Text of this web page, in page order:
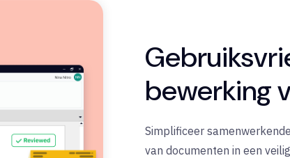
bewerking
Simplificeer
van documenten in een